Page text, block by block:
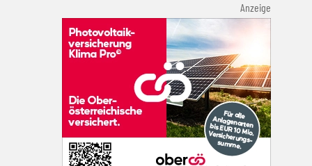
Anzeige